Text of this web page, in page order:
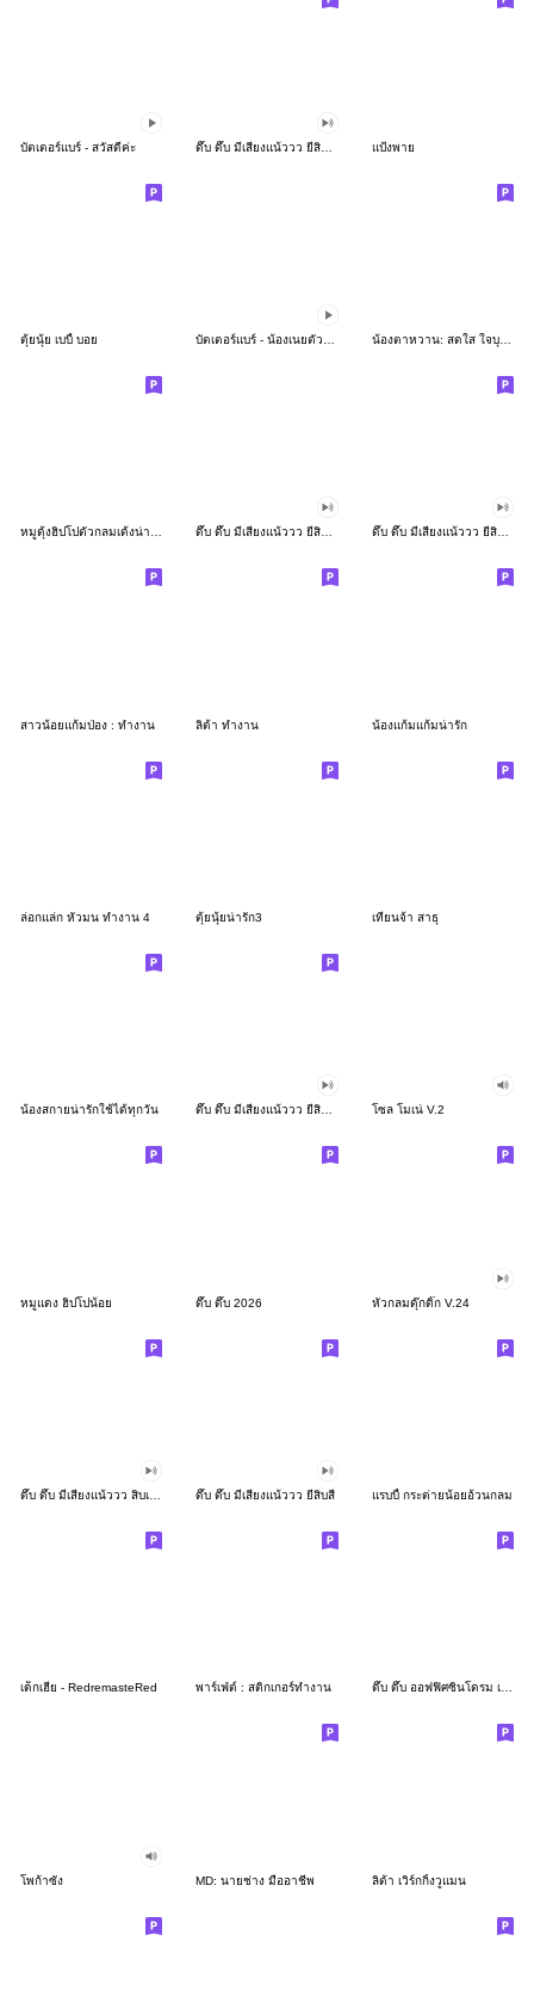
บัตเตอร์แบร์ - สวัสดีค่ะ แป้งพาย
ตุ้ยนุ้ย เบบี้ บอย น้องตาหวาน: สดใส ใจบุญ (สีพาสเทล)
หมูดุ้งฮิปโปตัวกลมเด้งน่ารัก ดึ๊บ ดึ๊บ มีเสียงแน้ววว ยี่สิบเจ็ด ดึ๊บ ดึ๊บ มีเสียงแน้ววว ยี่สิบหก
สาวน้อยแก้มป่อง : ทำงาน ลิต้า ทำงาน น้องแก้มแก้มน่ารัก
ล่อกแล่ก หัวมน ทำงาน 4 ตุ้ยนุ้ยน่ารัก3 เทียนจ้า สาธุ
น้องสกายน่ารักใช้ได้ทุกวัน ดึ๊บ ดึ๊บ มีเสียงแน้ววว ยี่สิบสอง โซล โมเน่ V.2
หมูแดง ฮิปโปน้อย ดึ๊บ ดึ๊บ 2026 หัวกลมดุ๊กดิ๊ก V.24
ดึ๊บ ดึ๊บ มีเสียงแน้ววว ยี่สิบสี่ แรบบี้ กระต่ายน้อยอ้วนกลม
เด็กเฮีย - RedremasteRed พาร์เฟ่ต์ : สติกเกอร์ทำงาน ดึ๊บ ดึ๊บ ออฟฟิศซินโดรม เจ็ด
โพก้าซัง MD: นายช่าง มืออาชีพ ลิต้า เวิร์กกิ้งวูแมน